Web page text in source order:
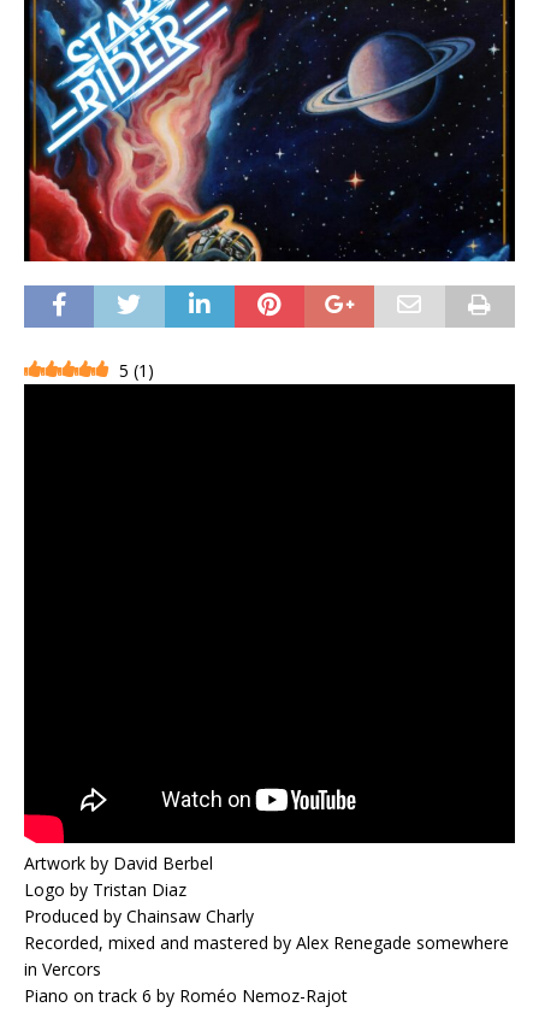
5 (1 )
Artwork by David Berbel
Logo by Tristan Diaz
Produced by Chainsaw Charly
Recorded, mixed and mastered by Alex Renegade somewhere
in Vercors
Piano on track 6 by Roméo Nemoz-Rajot